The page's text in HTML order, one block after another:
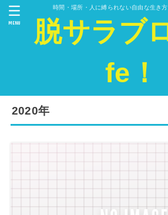
時間・場所・人に縛られない自由な生き
脱サラブ
fe！
MENU
2020年